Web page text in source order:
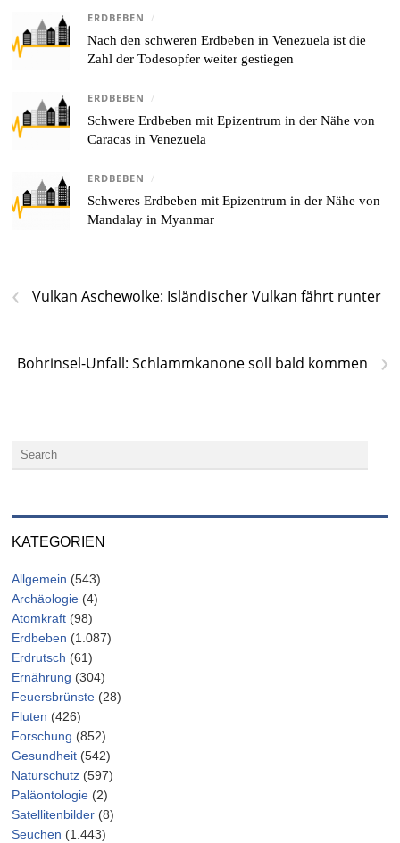
ERDBEBEN /
Nach den schweren Erdbeben in Venezuela ist die
Zahl der Todesopfer weiter gestiegen
ERDBEBEN /
Schwere Erdbeben mit Epizentrum in der Nähe von
Caracas in Venezuela
ERDBEBEN /
Schweres Erdbeben mit Epizentrum in der Nähe von
Mandalay in Myanmar
‹ Vulkan Aschewolke: Isländischer Vulkan fährt runter
›
Bohrinsel-Unfall: Schlammkanone soll bald kommen
KATEGORIEN
Allgemein (543)
Archäologie (4)
Atomkraft (98)
Erdbeben (1.087)
Erdrutsch (61)
Ernährung (304)
Feuersbrünste (28)
Fluten (426)
Forschung (852)
Gesundheit (542)
Naturschutz (597)
Paläontologie (2)
Satellitenbilder (8)
Seuchen (1.443)